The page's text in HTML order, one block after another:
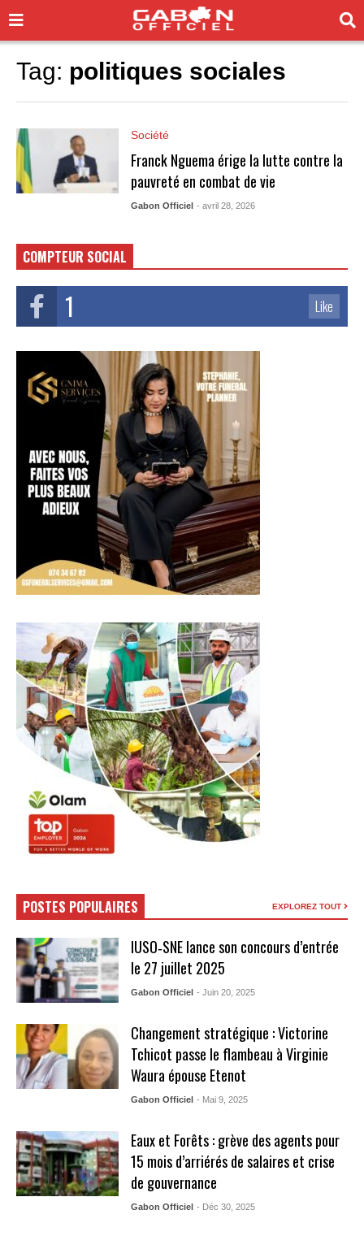
Tag: politiques sociales
Société
Franck Nguema érige la lutte contre la
pauvreté en combat de vie
Gabon Officiel - avril 28, 2026
COMPTEUR SOCIAL
1 Like
POSTES POPULAIRES EXPLOREZ TOUT
IUSO‑SNE lance son concours d’entrée
le 27 juillet 2025
Gabon Officiel - Juin 20, 2025
Changement stratégique : Victorine
Tchicot passe le flambeau à Virginie
Waura épouse Etenot
Gabon Officiel - Mai 9, 2025
Eaux et Forêts : grève des agents pour
15 mois d’arriérés de salaires et crise
de gouvernance
Gabon Officiel - Déc 30, 2025